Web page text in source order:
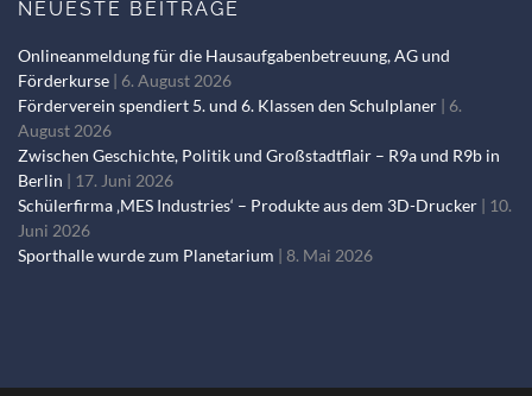
NEUESTE BEITRÄGE
Onlineanmeldung für die Hausaufgabenbetreuung, AG und
Förderkurse
6. August 2026
Förderverein spendiert 5. und 6. Klassen den Schulplaner
6.
August 2026
Zwischen Geschichte, Politik und Großstadtflair – R9a und R9b in
Berlin
17. Juni 2026
Schülerfirma ‚MES Industries‘ – Produkte aus dem 3D-Drucker
10.
Juni 2026
Sporthalle wurde zum Planetarium
8. Mai 2026